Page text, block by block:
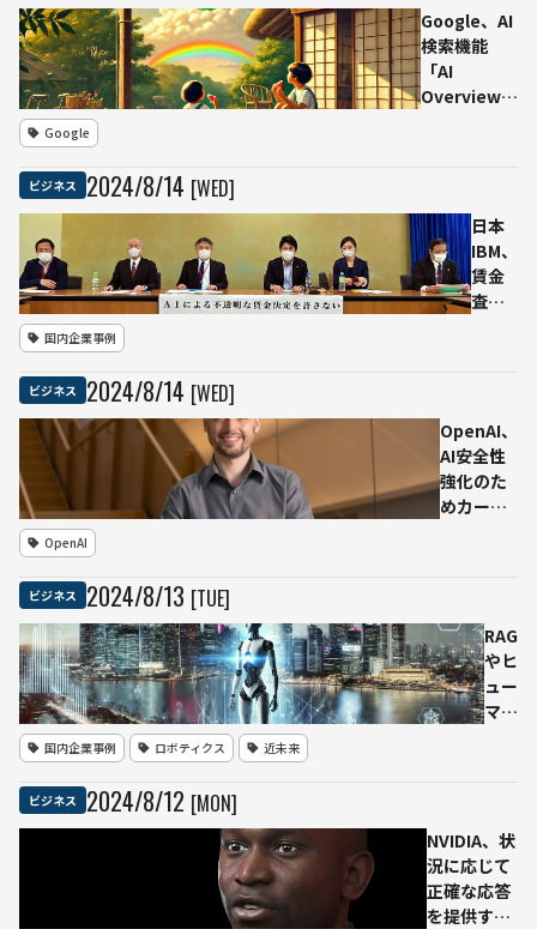
AI顔
認証
など
ト銃
弾自
販
機」
ーに
設置
され
Google、AI
検索機能
「AI
Overview」
会話機能
「Gemini
Live」も発
表
Google
ビジネス 2024/8/14 [WED]
日本
IBM、
賃金
査定
た件
で労
組と
和解
示」
など
透明
性の
確保
国内企業事例
ビジネス 2024/8/14 [WED]
OpenAI、
AI安全性
強化のた
めカーネ
る
OpenAI
ビジネス 2024/8/13 [TUE]
RAG
やヒ
ュー
マノ
る：
ガー
トナ
ージ
国内企業事例 ロボティクス 近未来
ビジネス 2024/8/12 [MON]
NVIDIA、状
況に応じて
正確な応答
を提供する